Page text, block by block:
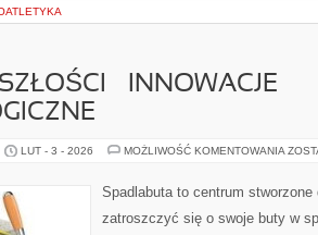
– INNOWACJE
LUT - 3 - 2026 MOŻLIWOŚĆ KOMENTOWANIA BUTY
Spadlabuta to centrum
zatroszczyć się o swoje buty w